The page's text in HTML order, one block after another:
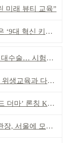
래 뷰티 교육”
혁신 키워드’
험자료 공용 허용
교육과 다르다”
칭 K더마 육성 박차
서울에 모인다